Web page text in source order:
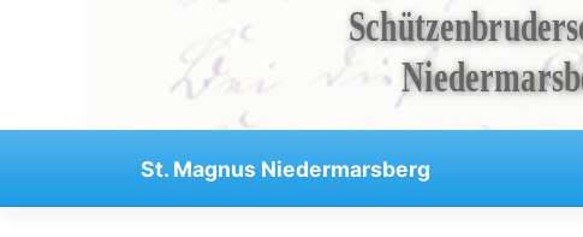
content
St. Magnus Niedermarsberg